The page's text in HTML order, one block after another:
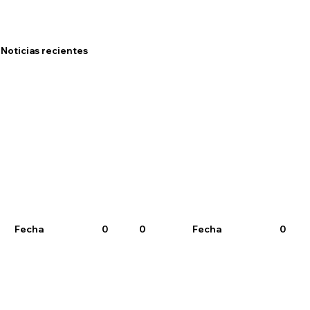
Noticias recientes
Fecha 0 0 Fecha 0